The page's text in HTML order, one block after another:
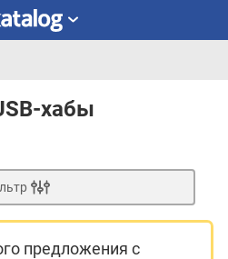
хабы
предложения с